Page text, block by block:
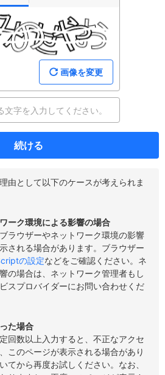
画像を変更
続ける
由として以下のケースが考えられま
ーク環境による影響の場合
ラウザーやネットワーク環境の影響
される場合があります。ブラウザー
の設定などをご確認ください。ネ
の場合は、ネットワーク管理者もし
スプロバイダーにお問い合わせくだ
た場合
回数以上入力すると、不正なアクセ
このページが表示される場合があり
てから再度お試しください。なお、